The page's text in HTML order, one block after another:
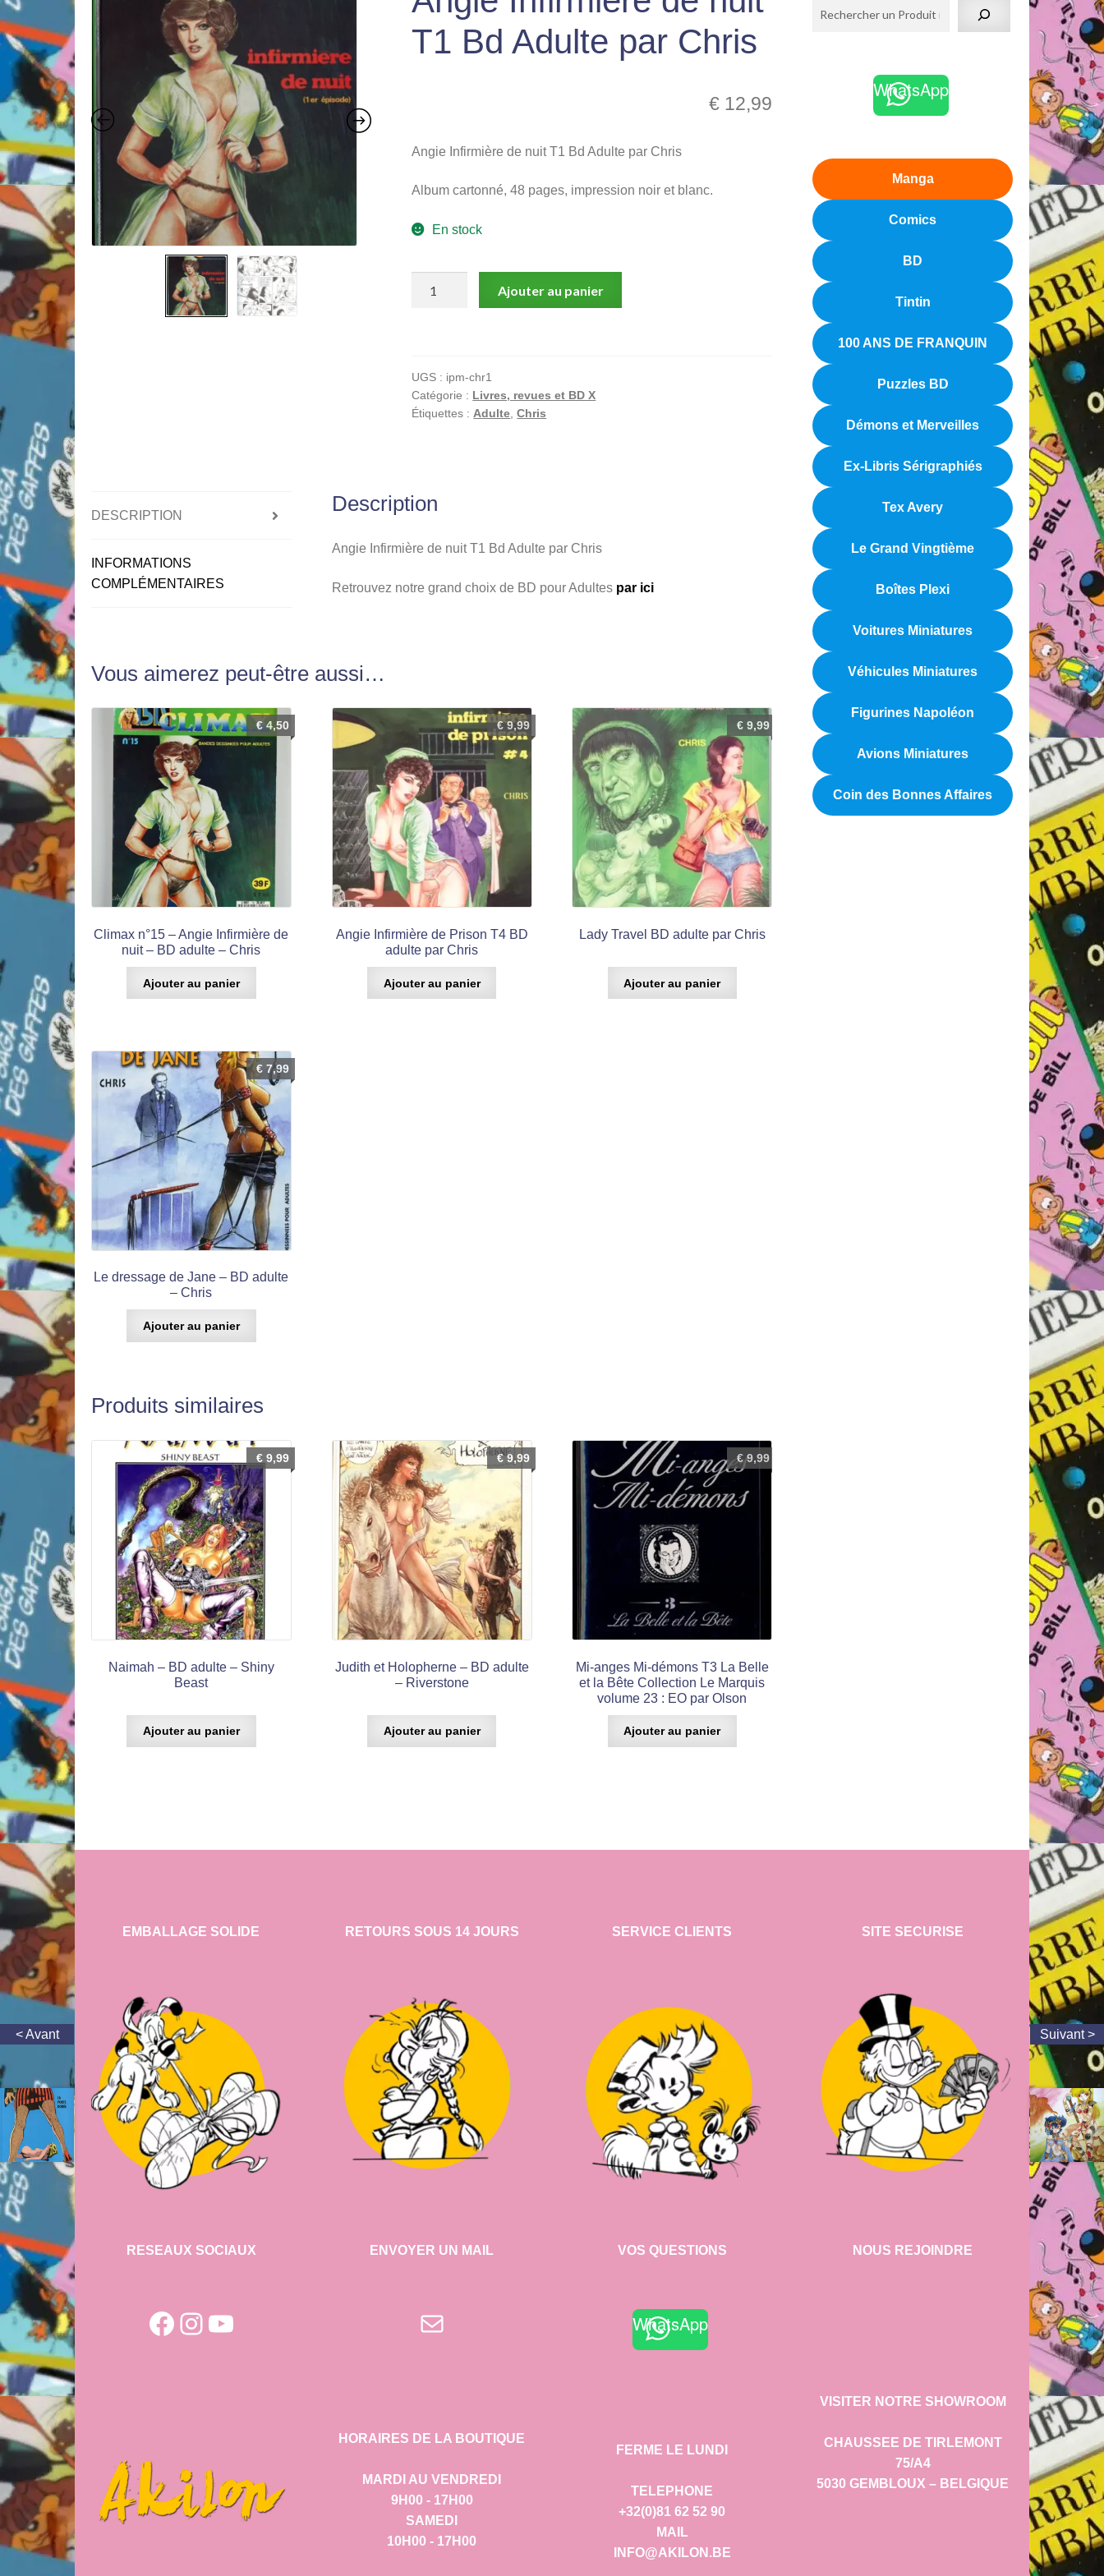
T1 Bd Adulte par Chris
€ 12,99
Angie Infirmière de nuit T1 Bd Adulte par Chris
Album cartonné, 48 pages, impression noir et blanc.
En stock
nuit
T1
Ajouter au panier
UGS : ipm-chr1
Catégorie : Livres, revues et BD X
Étiquettes :Adulte,Chris
DESCRIPTION
INFORMATIONS
COMPLÉMENTAIRES
Description
Angie Infirmière de nuit T1 Bd Adulte par Chris
Retrouvez notre grand choix de BD pour Adultes par ici
Vous aimerez peut-être aussi…
Climax n°15 – Angie Infirmière de
nuit – BD adulte – Chris
€4,50
Ajouter au panier
Angie Infirmière de Prison T4 BD
adulte par Chris
€9,99
Ajouter au panier
Lady Travel BD adulte par Chris
€ 9,99
Ajouter au panier
Le dressage de Jane – BD adulte
– Chris
€7,99
Ajouter au panier
Produits similaires
Naimah – BD adulte – Shiny
Beast
€9,99
Ajouter au panier
Judith et Holopherne – BD adulte
– Riverstone
€9,99
Ajouter au panier
Mi-anges Mi-démons T3 La Belle
et la Bête Collection Le Marquis
volume 23 : EO par Olson
€9,99
Ajouter au panier
WhatsApp
Manga
Comics
BD
Tintin
100 ANS DE FRANQUIN
Puzzles BD
Démons et Merveilles
Ex-Libris Sérigraphiés
Tex Avery
Le Grand Vingtième
Boîtes Plexi
Voitures Miniatures
Véhicules Miniatures
Figurines Napoléon
Avions Miniatures
Coin des Bonnes Affaires
EMBALLAGE SOLIDE
RESEAUX SOCIAUX
Facebook
Instagram
YouTube
RETOURS SOUS 14 JOURS
ENVOYER UN MAIL
E-mail
HORAIRES DE LA BOUTIQUE
MARDI AU VENDREDI
9H00 - 17H00
SAMEDI
10H00 - 17H00
SERVICE CLIENTS
VOS QUESTIONS
WhatsApp
FERME LE LUNDI
TELEPHONE
+32(0)81 62 52 90
MAIL
INFO@AKILON.BE
SITE SECURISE
NOUS REJOINDRE
VISITER NOTRE SHOWROOM
CHAUSSEE DE TIRLEMONT
75/A4
5030 GEMBLOUX – BELGIQUE